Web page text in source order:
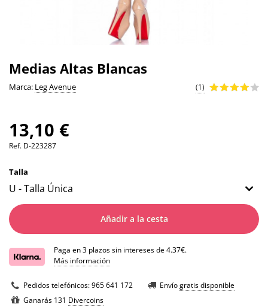
Medias Altas Blancas
Marca: Leg Avenue (1)
13,10 €
Ref. D-223287
Talla
Añadir a la cesta
Paga en 3 plazos sin intereses de 4.37€.
Más información
Pedidos telefónicos:965 641 172 Envíogratis disponible
Ganarás 131 Divercoins